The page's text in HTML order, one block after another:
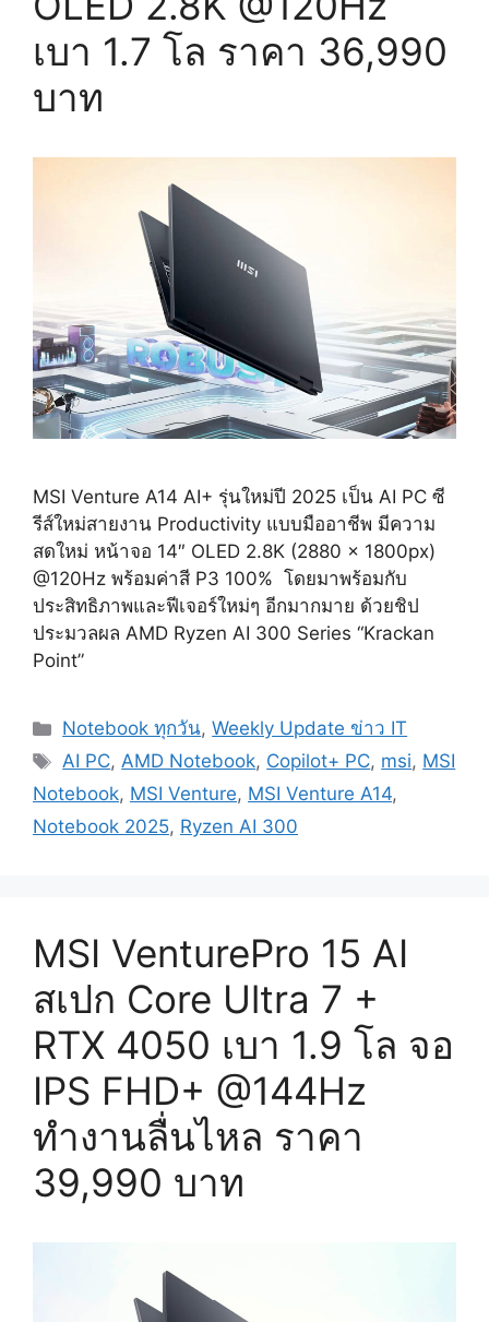
เบา 1.7 โล ราคา 36,990
บาท
MSI Venture A14 AI+ รุ่นใหม่ปี 2025 เป็น AI PC ซี
รีส์ใหม่สายงาน Productivity แบบมืออาชีพ มีความ
สดใหม่ หน้าจอ 14″ OLED 2.8K (2880 x 1800px)
@120Hz พร้อมค่าสี P3 100% โดยมาพร้อมกับ
ประสิทธิภาพและฟีเจอร์ใหม่ๆ อีกมากมาย ด้วยชิป
ประมวลผล AMD Ryzen AI 300 Series “Krackan
Point”
Categories
Notebook ทุกวัน,Weekly Update ข่าว IT
Tags
AI PC,AMD Notebook, Copilot+ PC, msi, MSI
Notebook, MSI Venture, MSI Venture A14,
Notebook 2025, Ryzen AI 300
MSI VenturePro 15 AI
สเปก Core Ultra 7 +
RTX 4050 เบา 1.9 โล จอ
IPS FHD+ @144Hz
ทำงานลื่นไหล ราคา
39,990 บาท